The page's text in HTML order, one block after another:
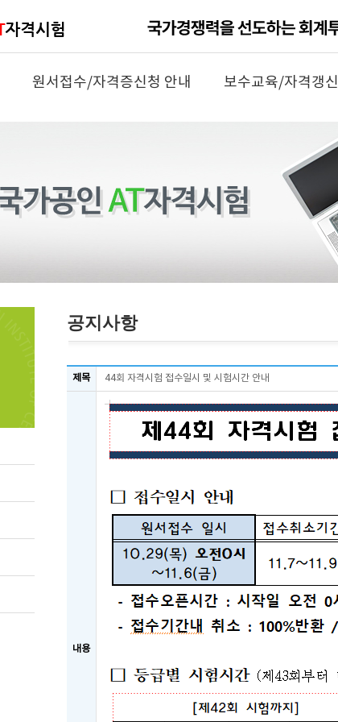
원서접수/자격증신청 안내 보수교육/자격갱신
공지사항
제목 44회 자격시험 접수일시 및 시험시간 안내
내용